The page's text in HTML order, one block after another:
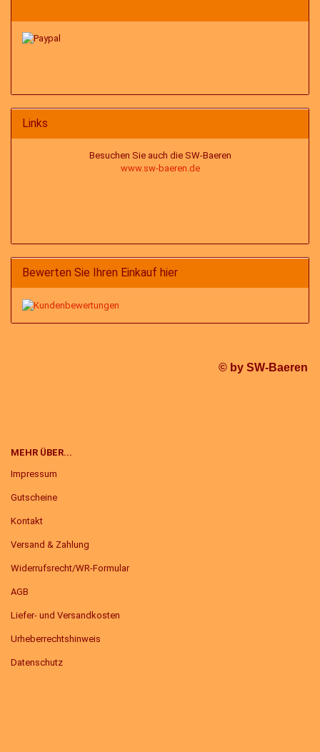
Links
Besuchen Sie auch die SW-Baeren
www.sw-baeren.de
Bewerten Sie Ihren Einkauf hier
© by SW-Baeren
MEHR ÜBER...
Impressum
Gutscheine
Kontakt
Versand & Zahlung
Widerrufsrecht/WR-Formular
AGB
Liefer- und Versandkosten
Urheberrechtshinweis
Datenschutz